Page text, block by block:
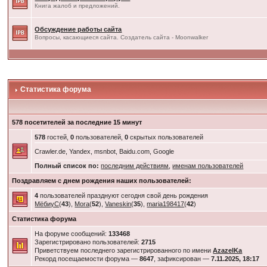
Книга жалоб и предложений.
Обсуждение работы сайта
Вопросы, касающиеся сайта. Создатель сайта - Moonwalker
Статистика форума
578 посетителей за последние 15 минут
578 гостей,0 пользователей,0 скрытых пользователей
Crawler.de, Yandex, msnbot, Baidu.com, Google
Полный список по: последним действиям ,именам пользователей
Поздравляем с днем рождения наших пользователей:
4 пользователей празднуют сегодня свой день рождения
МёбиуС(43), Mora(52),Vaneskin(35),maria198417(42)
Статистика форума
На форуме сообщений:133468
Зарегистрировано пользователей:2715
Приветствуем последнего зарегистрированного по имениAzazelKa
Рекорд посещаемости форума —8647 , зафиксирован —7.11.2025, 18:17